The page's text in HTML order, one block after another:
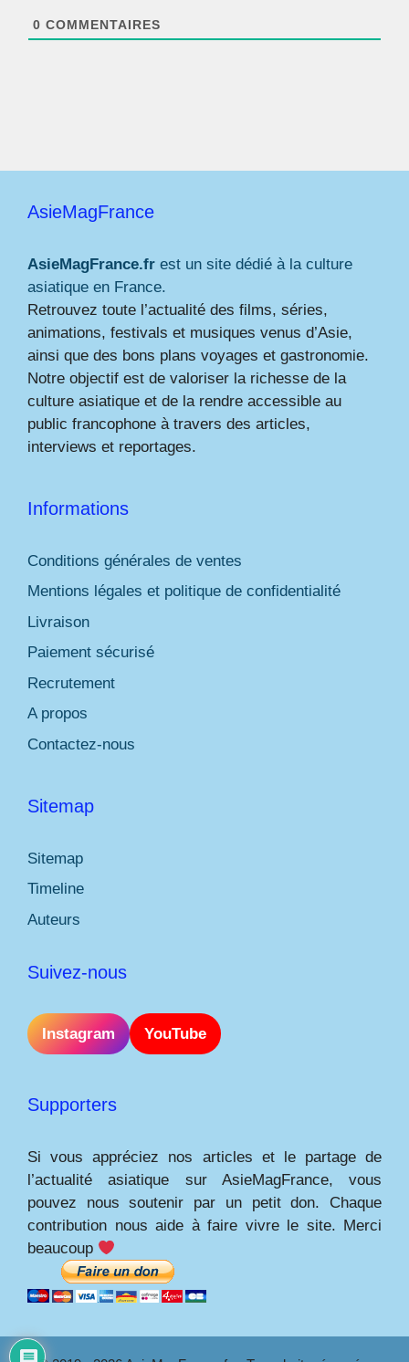
0 COMMENTAIRES
AsieMagFrance
AsieMagFrance.fr est un site dédié à la culture
asiatique en France.
Retrouvez toute l’actualité des films, séries,
animations, festivals et musiques venus d’Asie,
ainsi que des bons plans voyages et gastronomie.
Notre objectif est de valoriser la richesse de la
culture asiatique et de la rendre accessible au
public francophone à travers des articles,
interviews et reportages.
Informations
Conditions générales de ventes
Mentions légales et politique de confidentialité
Livraison
Paiement sécurisé
Recrutement
A propos
Contactez-nous
Sitemap
Sitemap
Timeline
Auteurs
Suivez-nous
Instagram YouTube
Supporters
Si vous appréciez nos articles et le partage de
l’actualité asiatique sur AsieMagFrance, vous
pouvez nous soutenir par un petit don. Chaque
contribution nous aide à faire vivre le site. Merci
beaucoup